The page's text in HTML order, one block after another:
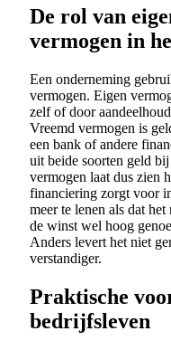
De rol van
vermogen in
Een onderneming
vermogen. Eigen
zelf of door
Vreemd vermogen is
een bank of andere
uit beide soorten geld
vermogen laat dus zien
financiering zorgt voor
meer te lenen als dat
de winst wel hoog
Anders levert het niet
verstandiger.
Praktische
bedrijfsleven